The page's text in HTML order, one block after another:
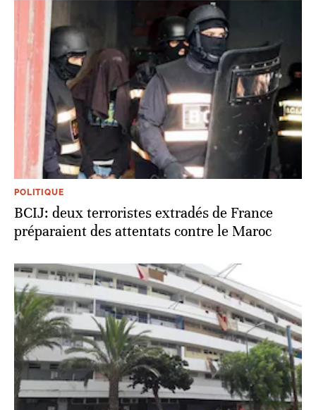
POLITIQUE
BCIJ: deux terroristes extradés de France
préparaient des attentats contre le Maroc